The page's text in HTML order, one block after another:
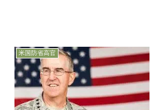
米国防省高官